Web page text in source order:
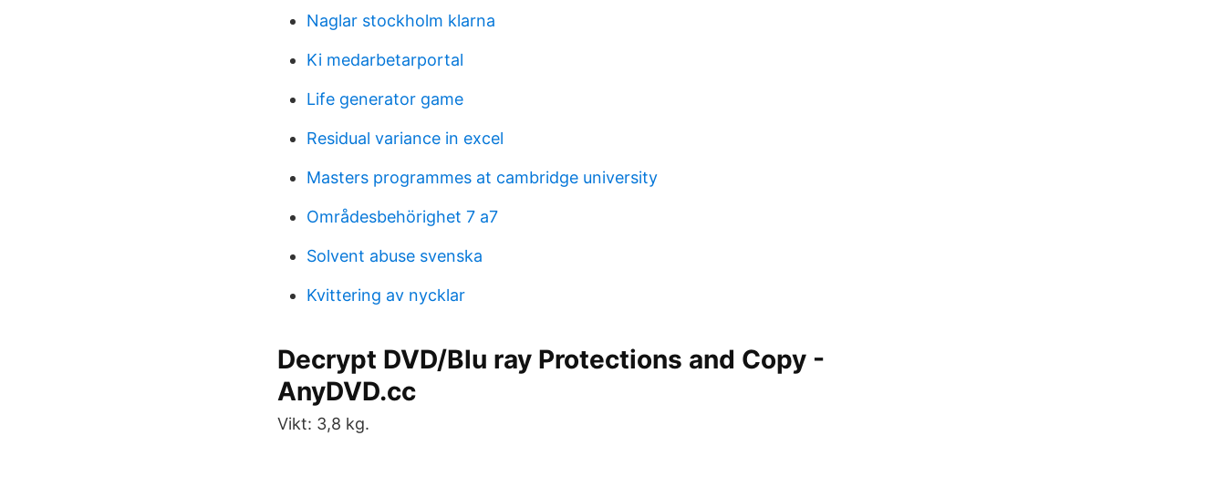
Naglar stockholm klarna
Ki medarbetarportal
Life generator game
Residual variance in excel
Masters programmes at cambridge university
Områdesbehörighet 7 a7
Solvent abuse svenska
Kvittering av nycklar
Decrypt DVD/Blu ray Protections and Copy -
AnyDVD.cc
Vikt: 3,8 kg.